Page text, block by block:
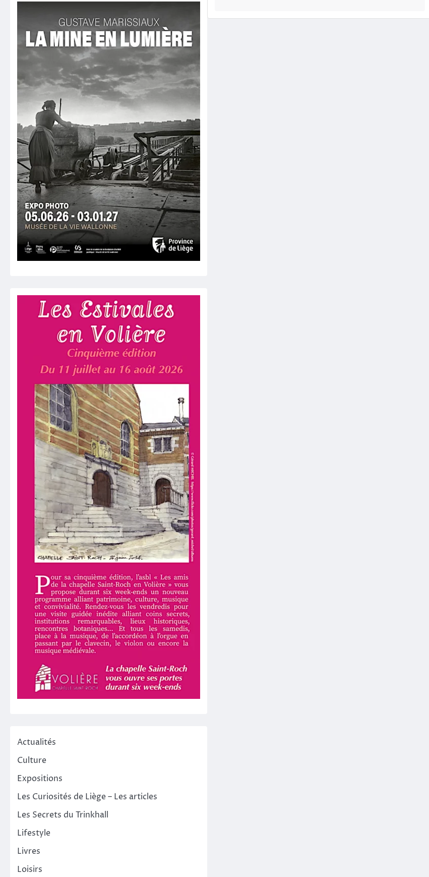
Actualités
Culture
Expositions
Les Curiosités de Liège – Les articles
Les Secrets du Trinkhall
Lifestyle
Livres
Loisirs